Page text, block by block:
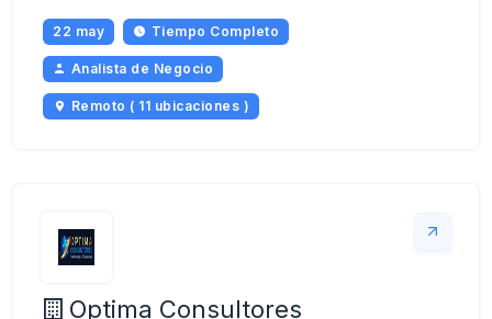
22 may Tiempo Completo
Analista de Negocio
Remoto ( 11 ubicaciones )
Optima Consultores